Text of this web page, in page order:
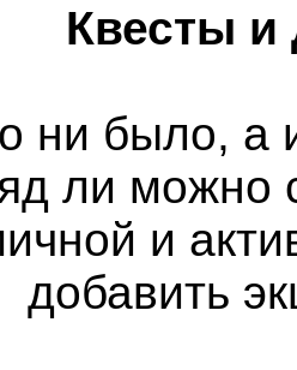
Квесты и
ни было, а
ли можно
и
добавить